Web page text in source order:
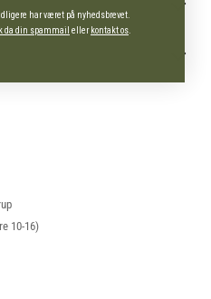
10-16)
har været på nyhedsbrevet.
da din spammail ellerkontakt os